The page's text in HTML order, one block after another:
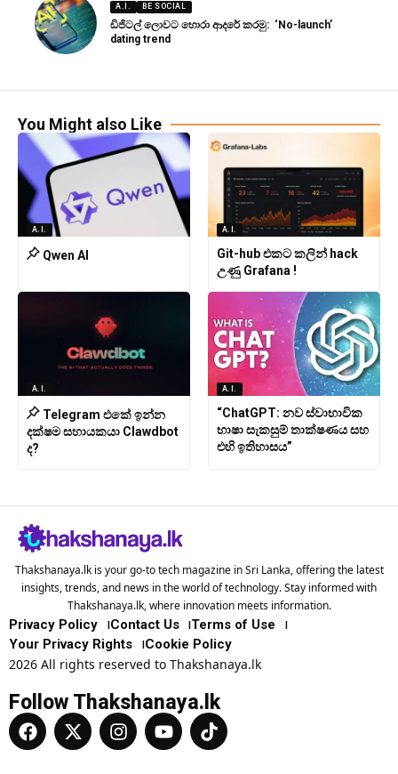
A.I. BE SOCIAL
ඩිජිටල් ලොවට හොරා ආදරේ කරමු: ‘No-launch’
dating trend
You Might also Like
A.I.
Qwen AI
A.I.
Git-hub එකට කලින් hack
උණු Grafana !
A.I.
Telegram එකේ ඉන්න
දක්ෂම සහායකයා Clawdbot
ද?
A.I.
“ChatGPT: නව ස්වාභාවික
භාෂා සැකසුම් තාක්ෂණය සහ
එහි ඉතිහාසය”
Thakshanaya.lk is your go-to tech magazine in Sri Lanka, offering the latest
insights, trends, and news in the world of technology. Stay informed with
Thakshanaya.lk, where innovation meets information.
Privacy Policy Contact Us
Terms of Use
Your Privacy Rights
Cookie Policy
2026 All rights reserved to Thakshanaya.lk
Follow Thakshanaya.lk